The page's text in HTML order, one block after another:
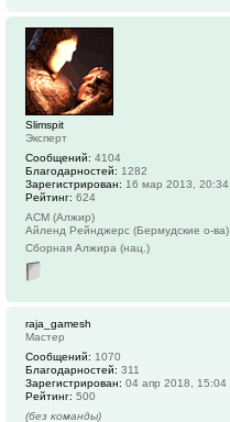
Slimspit
Эксперт
Сообщений: 4104
Благодарностей: 1282
Зарегистрирован: 16 мар 2013, 20:34
Рейтинг: 624
АСМ (Алжир)
Айленд Рейнджерс (Бермудские о-ва)
Сборная Алжира (нац.)
raja_gamesh
Мастер
Сообщений: 1070
Благодарностей: 311
Зарегистрирован: 04 апр 2018, 15:04
Рейтинг: 500
(без команды)